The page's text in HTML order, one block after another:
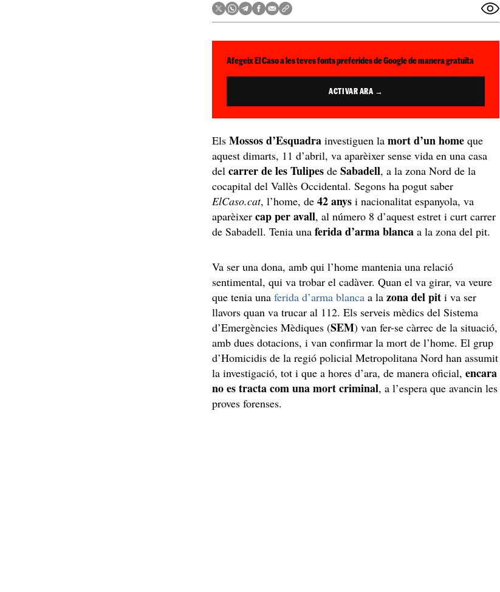
Afegeix El Caso a les teves fonts preferides de Google de manera gratuïta
ACTIVAR ARA →
ElsMossos d’Esquadra investiguen lamort d’un home que
aquest dimarts, 11 d’abril, va aparèixer sense vida en una casa
delcarrer de les Tulipes de Sabadell, a la zona Nord de la
cocapital del Vallès Occidental. Segons ha pogut saber
ElCaso.cat, l’home, de42 anys i nacionalitat espanyola, va
aparèixercap per avall, al número 8 d’aquest estret i curt carrer
de Sabadell. Tenia unaferida d’arma blanca a la zona del pit.
Va ser una dona, amb qui l’home mantenia una relació
sentimental, qui va trobar el cadàver. Quan el va girar, va veure
que tenia unaferida d’arma blanca a lazona del pit i va ser
llavors quan va trucar al 112. Els serveis mèdics del Sistema
d’Emergències Mèdiques (SEM) van fer-se càrrec de la situació,
amb dues dotacions, i van confirmar la mort de l’home. El grup
d’Homicidis de la regió policial Metropolitana Nord han assumit
la investigació, tot i que a hores d’ara, de manera oficial,encara
no es tracta com una mort criminal, a l’espera que avancin les
proves forenses.